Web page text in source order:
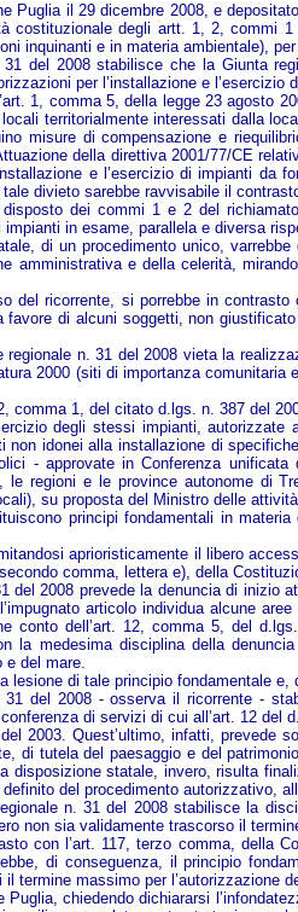
Puglia il 29 dicembre 2008, e
costituzionale degli artt. 1, 2, commi
inquinanti e in materia ambientale),
del 2008 stabilisce che la Giunta
per l’installazione e l’esercizio
1, comma 5, della legge 23 agosto
territorialmente interessati dalla
misure di compensazione e
della direttiva 2001/77/CE
e l’esercizio di impianti
divieto sarebbe ravvisabile il
dei commi 1 e 2 del
impianti in esame, parallela e diversa
di un procedimento unico,
amministrativa e della celerità,
del ricorrente, si porrebbe in
favore di alcuni soggetti, non
regionale n. 31 del 2008 vieta la
2000 (siti di importanza
comma 1, del citato d.lgs. n. 387 del
degli stessi impianti,
non idonei alla installazione di
- approvate in Conferenza
le regioni e le province autonome di
su proposta del Ministro delle
principi fondamentali in
aprioristicamente il libero
secondo comma, lettera e), della
del 2008 prevede la denuncia di
articolo individua alcune
conto dell’art. 12, comma 5, del
la medesima disciplina della
e del mare.
lesione di tale principio fondamentale
del 2008 - osserva il ricorrente -
di servizi di cui all’art. 12
2003. Quest’ultimo, infatti, prevede
di tutela del paesaggio e del
disposizione statale, invero, risulta
del procedimento autorizzativo,
n. 31 del 2008 stabilisce la
non sia validamente trascorso il
con l’art. 117, terzo comma, della
di conseguenza, il principio
termine massimo per l’autorizzazione
chiedendo dichiararsi